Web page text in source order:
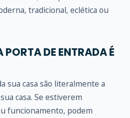
tradicional, eclética ou
DE ENTRADA É
sua casa são literalmente a
casa. Se estiverem
funcionamento, podem